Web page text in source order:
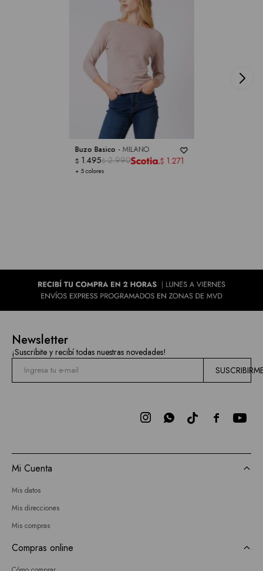
Buzo Basico - MILANO
+ 5 colores
$ 1.495$ 2.990 $ 1.271
Newsletter
¡Suscribite y recibí todas nuestras novedades!

 
Mi Cuenta
Mis datos
Mis direcciones
Mis compras
Compras online